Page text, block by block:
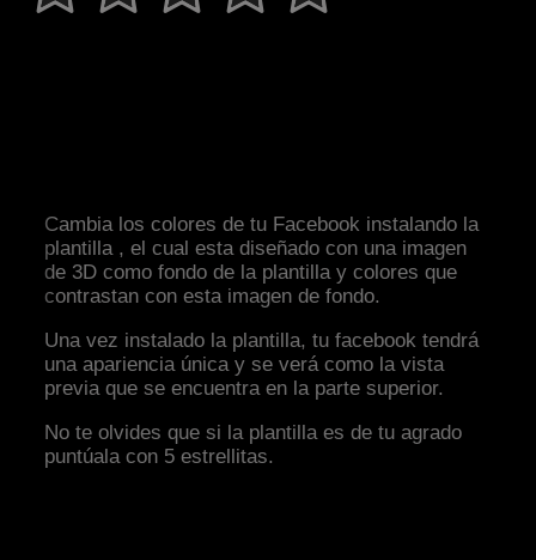
Cambia los colores de tu Facebook instalando la
plantilla , el cual esta diseñado con una imagen
de 3D como fondo de la plantilla y colores que
contrastan con esta imagen de fondo.
Una vez instalado la plantilla, tu facebook tendrá
una apariencia única y se verá como la vista
previa que se encuentra en la parte superior.
No te olvides que si la plantilla es de tu agrado
puntúala con 5 estrellitas.